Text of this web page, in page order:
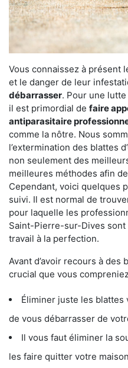
Vous connaissez à présent
et le danger de leur
débarrasser. Pour une
il est primordial de faire
antiparasitaire
comme la nôtre. Nous
l’extermination des blattes
non seulement des
meilleures méthodes afin
Cependant, voici quelques
suivi. Il est normal de
pour laquelle les
Saint-Pierre-sur-Dives
travail à la perfection.
Avant d’avoir recours à
crucial que vous
Éliminer juste les blattes
de vous débarrasser de
Il vous faut éliminer la
les faire quitter votre maison